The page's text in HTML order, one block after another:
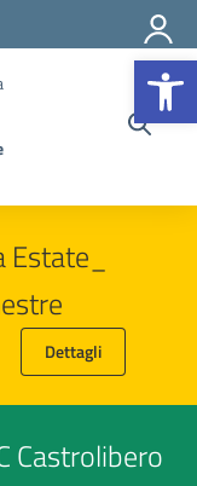
Dettagli
Castrolibero